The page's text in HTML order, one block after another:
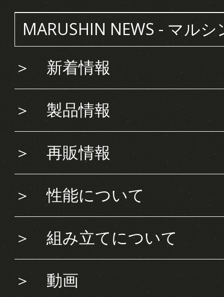
MARUSHIN NEWS - マルシ
＞ 新着情報
＞ 製品情報
＞再販情報
＞性能について
＞組み立てについて
＞ 動画